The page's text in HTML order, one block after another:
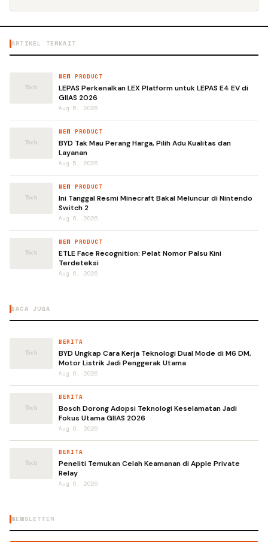
ARTIKEL TERKAIT
NEW PRODUCT
LEPAS Perkenalkan LEX Platform untuk LEPAS E4 EV di
GIIAS 2026
Aug 5, 2026
NEW PRODUCT
BYD Tak Mau Perang Harga, Pilih Adu Kualitas dan
Layanan
Aug 5, 2026
NEW PRODUCT
Ini Tanggal Resmi Minecraft Bakal Meluncur di Nintendo
Switch 2
Aug 6, 2026
NEW PRODUCT
ETLE Face Recognition: Pelat Nomor Palsu Kini
Terdeteksi
Aug 6, 2026
BACA JUGA
BERITA
BYD Ungkap Cara Kerja Teknologi Dual Mode di M6 DM,
Motor Listrik Jadi Penggerak Utama
Aug 6, 2026
BERITA
Bosch Dorong Adopsi Teknologi Keselamatan Jadi
Fokus Utama GIIAS 2026
Aug 6, 2026
BERITA
Peneliti Temukan Celah Keamanan di Apple Private
Relay
Aug 6, 2026
NEWSLETTER